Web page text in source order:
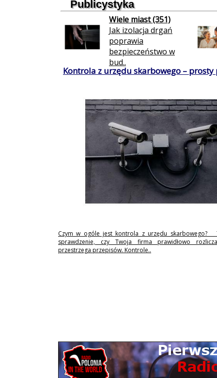
Publicystyka
Wiele miast (351)
Jak izolacja drgań
poprawia
bezpieczeństwo w
bud..
Kontrola z urzędu skarbowego –
Czym w ogóle jest kontrola z urzędu skarbowego?
sprawdzenie, czy Twoja firma prawidłowo
przestrzega przepisów. Kontrole..